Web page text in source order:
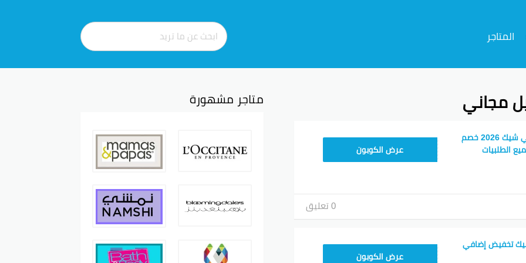
المتاجر
مجاني
أفضل كود خصم جولي شيك 2026 خصم
الطلبيات
JLC32عرض الكوبون
0 تعليق
تخفيض إضافي
CPJ15عرض الكوبون
متاجر مشهورة